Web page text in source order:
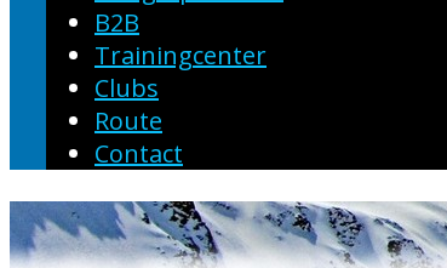
B2B
Trainingcenter
Clubs
Route
Contact